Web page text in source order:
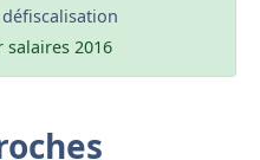
2016